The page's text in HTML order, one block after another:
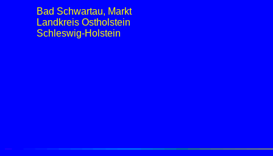
Bad Schwartau, Markt
Landkreis Ostholstein
Schleswig-Holstein